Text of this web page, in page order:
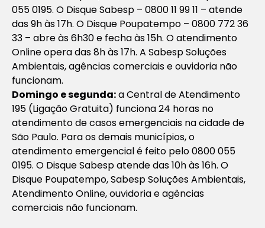
055 0195. O Disque Sabesp – 0800 11 99 11 – atende
das 9h às 17h. O Disque Poupatempo – 0800 772 36
33 – abre às 6h30 e fecha às 15h. O atendimento
Online opera das 8h às 17h. A Sabesp Soluções
Ambientais, agências comerciais e ouvidoria não
funcionam.
Domingo e segunda:a Central de Atendimento
195 (Ligação Gratuita) funciona 24 horas no
atendimento de casos emergenciais na cidade de
São Paulo. Para os demais municípios, o
atendimento emergencial é feito pelo 0800 055
0195. O Disque Sabesp atende das 10h às 16h. O
Disque Poupatempo, Sabesp Soluções Ambientais,
Atendimento Online, ouvidoria e agências
comerciais não funcionam.